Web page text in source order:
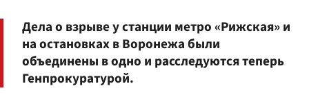
Дела о взрыве у станции метро «Рижская» и
на остановках в Воронежа были
объединены в одно и расследуются теперь
Генпрокуратурой.